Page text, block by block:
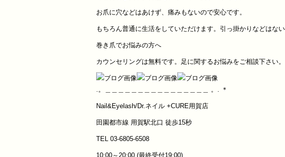
お爪に穴などはあけず、痛みもないので安心です。
もちろん普通に生活をしていただけます。引っ掛かりなどはな
巻き爪でお悩みの方へ
カウンセリングは無料です。足に関するお悩みをご相談下さい。
.。＿＿＿＿＿＿＿＿＿＿＿＿＿＿＿＿ 。. ＊
Nail&Eyelash/Dr.ネイル +CURE用賀店
田園都市線 用賀駅北口 徒歩15秒
TEL 03-6805-6508
10:00～20:00 (最終受付19:00)